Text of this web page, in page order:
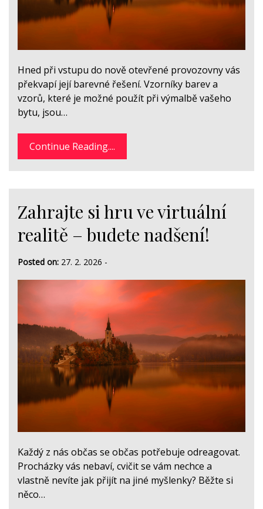
Hned při vstupu do nově otevřené provozovny vás
překvapí její barevné řešení. Vzorníky barev a
vzorů, které je možné použít při výmalbě vašeho
bytu, jsou…
Continue Reading....
Zahrajte si hru ve virtuální
realitě – budete nadšení!
Posted on: 27. 2. 2026 -
Každý z nás občas se občas potřebuje odreagovat.
Procházky vás nebaví, cvičit se vám nechce a
vlastně nevíte jak přijít na jiné myšlenky? Běžte si
něco…